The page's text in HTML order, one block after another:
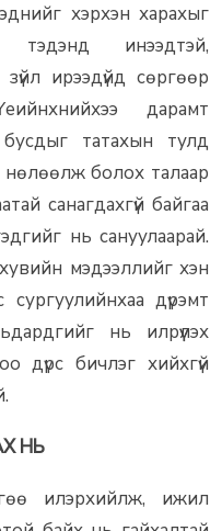
хэрхэн харахыг
тэдэнд инээдтэй,
ирээдүйд сөргөөр
дарамт
татахын тулд
нөлөөлж болох талаар
санагдахгүй байгаа
нь сануулаарай.
мэдээллийг хэн
сургуулийнхаа дүрэмт
нь илрүүлэх
дүрс бичлэг хийхгүй
НЬ
илэрхийлж, ижил